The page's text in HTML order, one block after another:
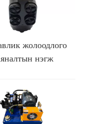
жолоодлого
нэгж